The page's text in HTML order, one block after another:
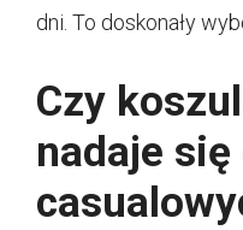
dni. To doskonały
Czy
nadaje się